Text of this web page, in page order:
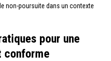
non-poursuite dans un contexte
pour une
conforme